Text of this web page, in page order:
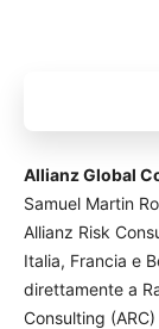
Allianz Global
Samuel Martin
Allianz Risk
Italia, Francia e
direttamente a
Consulting